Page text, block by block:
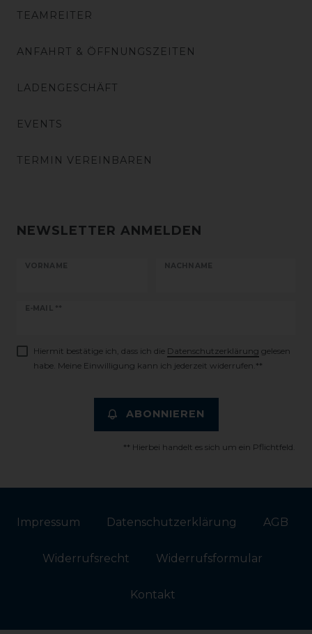
TEAMREITER
ANFAHRT & ÖFFNUNGSZEITEN
LADENGESCHÄFT
EVENTS
TERMIN VEREINBAREN
NEWSLETTER ANMELDEN
VORNAME NACHNAME
E-MAIL **
Newsletter
Hiermit bestätige ich, dass ich die Daten­schutz­erklärung gelesen
habe. Meine Einwilligung kann ich jederzeit widerrufen.**
ABONNIEREN
** Hierbei handelt es sich um ein Pflichtfeld.
Impressum Daten­schutz­erklärung AGB
Widerrufs­recht Widerrufs­formular
Kontakt